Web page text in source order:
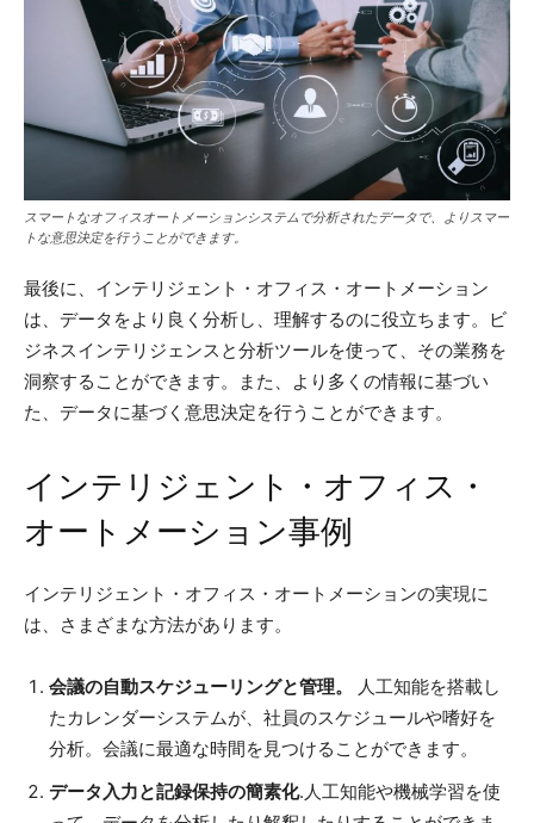
スマートなオフィスオートメーションシステムで分析されたデータで、よりスマー
トな意思決定を行うことができます。
最後に、インテリジェント・オフィス・オートメーション
は、データをより良く分析し、理解するのに役立ちます。ビ
ジネスインテリジェンスと分析ツールを使って、その業務を
洞察することができます。また、より多くの情報に基づい
た、データに基づく意思決定を行うことができます。
インテリジェント・オフィス・
オートメーション事例
インテリジェント・オフィス・オートメーションの実現に
は、さまざまな方法があります。
会議の自動スケジューリングと管理。
人工知能を搭載し
たカレンダーシステムが、社員のスケジュールや嗜好を
分析。会議に最適な時間を見つけることができます。
データ入力と記録保持の簡素化.人工知能や機械学習を使